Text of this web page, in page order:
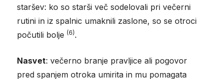
staršev: ko so starši več sodelovali pri večerni
rutini in iz spalnic umaknili zaslone, so se otroci
počutili bolje (6).
Nasvet: večerno branje pravljice ali pogovor
pred spanjem otroka umirita in mu pomagata